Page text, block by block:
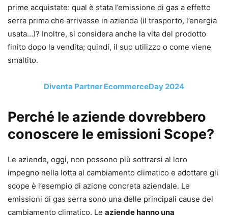
prime acquistate: qual è stata l’emissione di gas a effetto
serra prima che arrivasse in azienda (il trasporto, l’energia
usata…)? Inoltre, si considera anche la vita del prodotto
finito dopo la vendita; quindi, il suo utilizzo o come viene
smaltito.
Diventa Partner EcommerceDay 2024
Perché le aziende dovrebbero
conoscere le emissioni Scope?
Le aziende, oggi, non possono più sottrarsi al loro
impegno nella lotta al cambiamento climatico e adottare gli
scope è l’esempio di azione concreta aziendale. Le
emissioni di gas serra sono una delle principali cause del
cambiamento climatico. Le aziende hanno una